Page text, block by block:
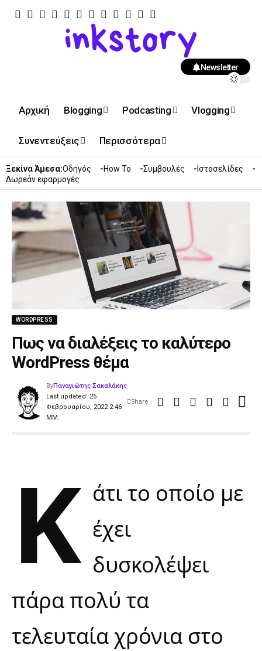
Newsletter
Αρχική Blogging Podcasting Vlogging
Συνεντεύξεις Περισσότερα
Ξεκίνα Άμεσα:Οδηγός How To Συμβουλές
Ιστοσελίδες
Δωρεάν εφαρμογές
WORDPRESS
Πως να διαλέξεις το καλύτερο
WordPress θέμα
Last updated: 25
Φεβρουαρίου, 2022 2:46
ΜΜ
ByΠαναγιώτης Σακαλάκης
Share
Κ άτι το οποίο με
έχει
δυσκολέψει
πάρα πολύ τα
τελευταία χρόνια στο